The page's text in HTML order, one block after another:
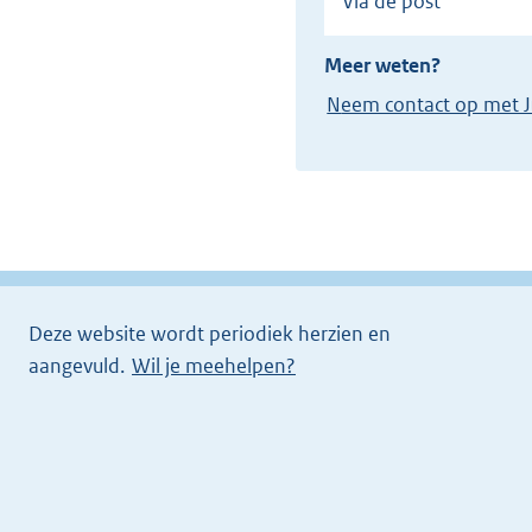
Meer weten?
Neem contact op met
Deze website wordt periodiek herzien en
aangevuld. Wil je meehelpen?